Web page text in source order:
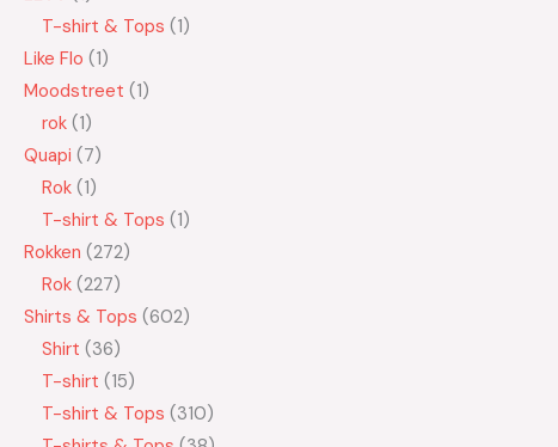
T-shirt & Tops 1
Like Flo 1
Moodstreet 1
rok 1
Quapi 7
Rok 1
T-shirt & Tops 1
Rokken 272
Rok 227
Shirts & Tops 602
Shirt 36
T-shirt 15
T-shirt & Tops 310